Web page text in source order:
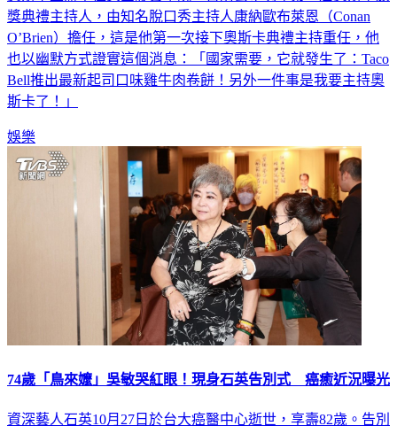
奧斯卡主辦單位美國影藝學院，日前公布明年第97屆奧斯卡頒
獎典禮主持人，由知名脫口秀主持人康納歐布萊恩（Conan
O’Brien）擔任，這是他第一次接下奧斯卡典禮主持重任，他
也以幽默方式證實這個消息：「國家需要，它就發生了：Taco
Bell推出最新起司口味雞牛肉卷餅！另外一件事是我要主持奧
娛樂